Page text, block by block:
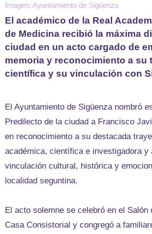
Imagen: Ayuntamiento de Sigüenza
El académico de la Real
de Medicina recibió la máxima
ciudad en un acto cargado de
memoria y reconocimiento a su
científica y su vinculación con
El Ayuntamiento de Sigüenza nombró
Predilecto de la ciudad a Francisco
en reconocimiento a su destacada
académica, científica e investigadora y
vinculación cultural, histórica y
localidad seguntina.
El acto solemne se celebró en el Salón
Casa Consistorial y congregó a